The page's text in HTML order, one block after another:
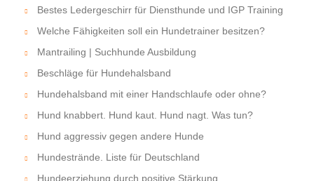
Bestes Ledergeschirr für Diensthunde und IGP Training
Welche Fähigkeiten soll ein Hundetrainer besitzen?
Mantrailing | Suchhunde Ausbildung
Beschläge für Hundehalsband
Hundehalsband mit einer Handschlaufe oder ohne?
Hund knabbert. Hund kaut. Hund nagt. Was tun?
Hund aggressiv gegen andere Hunde
Hundestrände. Liste für Deutschland
Hundeerziehung durch positive Stärkung